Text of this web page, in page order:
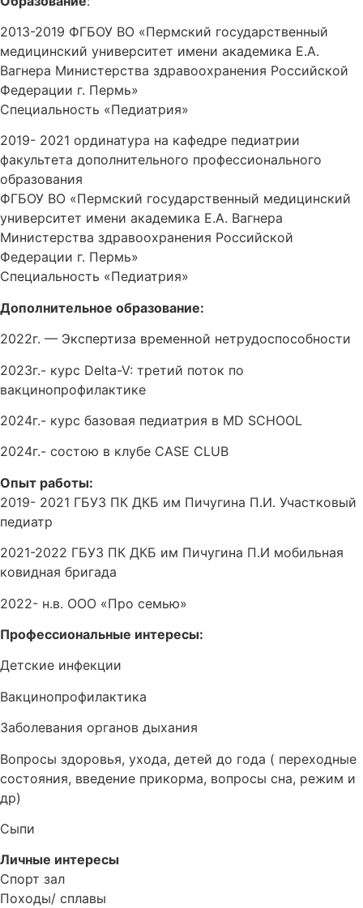
2013-2019 ФГБОУ ВО «Пермский государственный
медицинский университет имени академика Е.А.
Вагнера Министерства здравоохранения Российской
Федерации г. Пермь»
Специальность «Педиатрия»
2019- 2021 ординатура на кафедре педиатрии
факультета дополнительного профессионального
образования
ФГБОУ ВО «Пермский государственный медицинский
университет имени академика Е.А. Вагнера
Министерства здравоохранения Российской
Федерации г. Пермь»
Специальность «Педиатрия»
Дополнительное образование:
2022г. — Экспертиза временной нетрудоспособности
2023г.- курс Delta-V: третий поток по
вакцинопрофилактике
2024г.- курс базовая педиатрия в MD SCHOOL
2024г.- состою в клубе CASE CLUB
Опыт работы:
2019- 2021 ГБУЗ ПК ДКБ им Пичугина П.И. Участковый
педиатр
2021-2022 ГБУЗ ПК ДКБ им Пичугина П.И мобильная
ковидная бригада
2022- н.в. ООО «Про семью»
Профессиональные интересы:
Детские инфекции
Вакцинопрофилактика
Заболевания органов дыхания
Вопросы здоровья, ухода, детей до года ( переходные
состояния, введение прикорма, вопросы сна, режим и
др)
Сыпи
Личные интересы
Спорт зал
Походы/ сплавы